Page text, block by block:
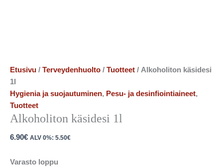
Etusivu / Terveydenhuolto / Tuotteet / Alkoholiton käsidesi
1l
Hygienia ja suojautuminen, Pesu- ja desinfiointiaineet,
Tuotteet
Alkoholiton käsidesi 1l
6.90€ ALV 0%: 5.50€
Varasto loppu